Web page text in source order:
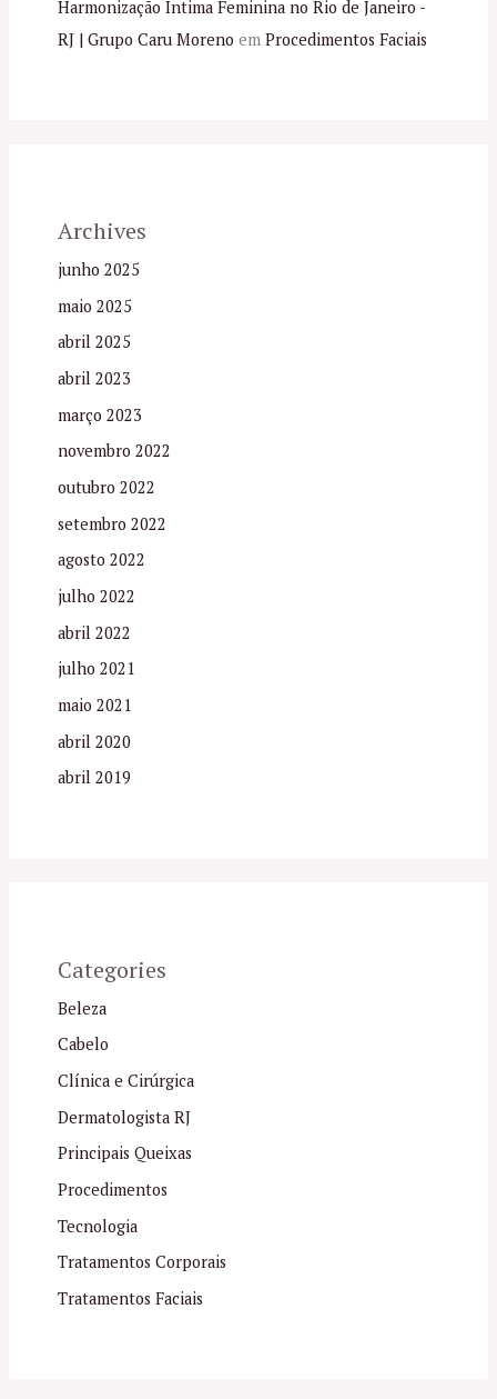
Harmonização Íntima Feminina no Rio de Janeiro -
RJ | Grupo Caru Moreno em Procedimentos Faciais
Archives
junho 2025
maio 2025
abril 2025
abril 2023
março 2023
novembro 2022
outubro 2022
setembro 2022
agosto 2022
julho 2022
abril 2022
julho 2021
maio 2021
abril 2020
abril 2019
Categories
Beleza
Cabelo
Clínica e Cirúrgica
Dermatologista RJ
Principais Queixas
Procedimentos
Tecnologia
Tratamentos Corporais
Tratamentos Faciais